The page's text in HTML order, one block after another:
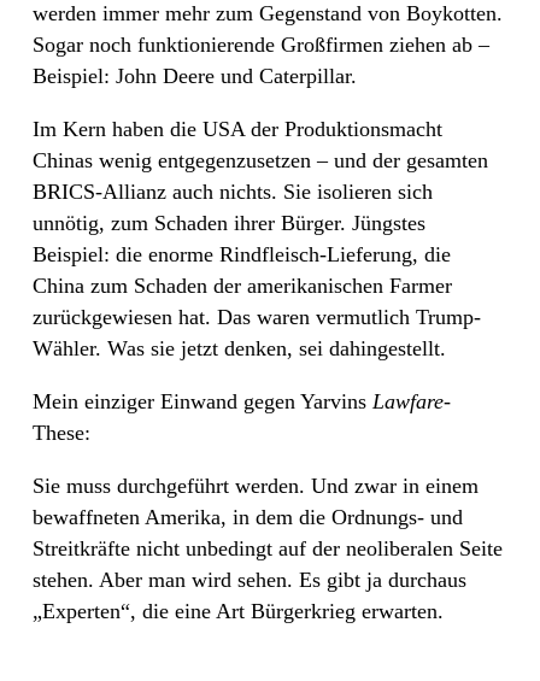
werden immer mehr zum Gegenstand von Boykotten.
Sogar noch funktionierende Großfirmen ziehen ab –
Beispiel: John Deere und Caterpillar.
Im Kern haben die USA der Produktionsmacht
Chinas wenig entgegenzusetzen – und der gesamten
BRICS-Allianz auch nichts. Sie isolieren sich
unnötig, zum Schaden ihrer Bürger. Jüngstes
Beispiel: die enorme Rindfleisch-Lieferung, die
China zum Schaden der amerikanischen Farmer
zurückgewiesen hat. Das waren vermutlich Trump-
Wähler. Was sie jetzt denken, sei dahingestellt.
Mein einziger Einwand gegen Yarvins Lawfare-
These:
Sie muss durchgeführt werden. Und zwar in einem
bewaffneten Amerika, in dem die Ordnungs- und
Streitkräfte nicht unbedingt auf der neoliberalen Seite
stehen. Aber man wird sehen. Es gibt ja durchaus
„Experten“, die eine Art Bürgerkrieg erwarten.